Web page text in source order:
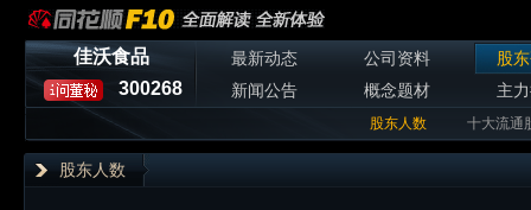
佳沃食品
300268
最新动态 公司资料
股
新闻公告
概念题材 主
股东人数 十大流通
股东人数